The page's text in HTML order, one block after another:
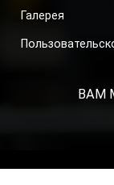
Галерея
ВАМ